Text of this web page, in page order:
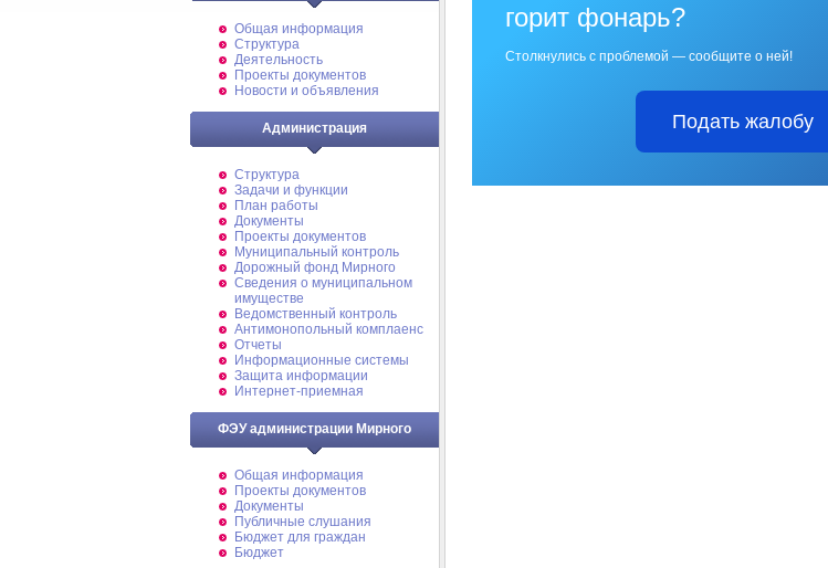
Общая информация
Структура
Деятельность
Проекты документов
Новости и объявления
Администрация
Структура
Задачи и функции
План работы
Документы
Проекты документов
Муниципальный контроль
Дорожный фонд Мирного
Cведения о муниципальном
имуществе
Ведомственный контроль
Антимонопольный комплаенс
Отчеты
Информационные системы
Защита информации
Интернет-приемная
ФЭУ администрации Мирного
Общая информация
Проекты документов
Документы
Публичные слушания
Бюджет для граждан
Бюджет
горит фонарь?
Столкнулись с проблемой — сообщите о ней!
Подать жалобу